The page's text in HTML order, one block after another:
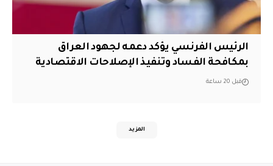
الرئيس الفرنسي يؤكد دعمه لجهود العراق
بمكافحة الفساد وتنفيذ الإصلاحات الاقتصادية
قبل 20 ساعة
المزيد